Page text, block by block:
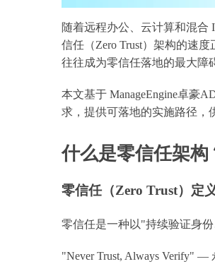
随着远程办公、云计算和混
信任（Zero Trust）架构的速
往往成为零信任落地的最大障
本文基于 ManageEngine卓豪
求，提供可落地的实施路径，
什么是零信任架构
零信任（Zero Trust）定
零信任是一种以"持续验证身
"Never Trust, Always Verify" —